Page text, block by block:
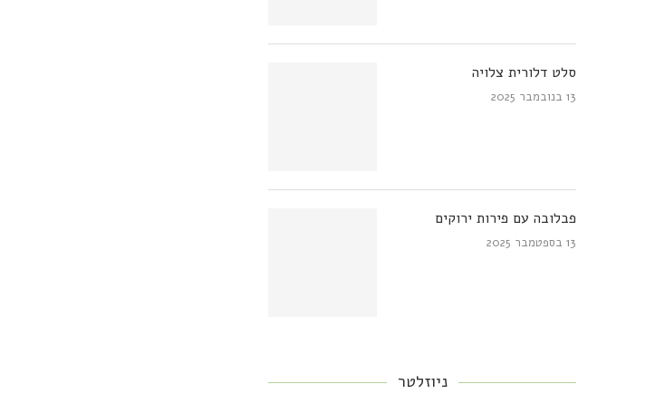
סלט דלורית צלויה
13 בנובמבר 2025
פבלובה עם פירות ירוקים
13 בספטמבר 2025
ניוזלטר